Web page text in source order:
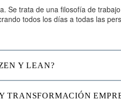
Se trata de una filosofía de
todos los días a todas las
Y LEAN?
TRANSFORMACIÓN